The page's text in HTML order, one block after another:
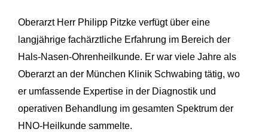
HNO-Facharzt
Oberarzt Herr Philipp Pitzke verfügt über eine
langjährige fachärztliche Erfahrung im Bereich der
Hals-Nasen-Ohrenheilkunde. Er war viele Jahre als
Oberarzt an der München Klinik Schwabing tätig, wo
er umfassende Expertise in der Diagnostik und
operativen Behandlung im gesamten Spektrum der
HNO-Heilkunde sammelte.